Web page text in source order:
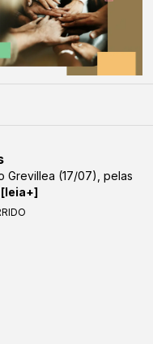
Grevillea (17/07), pelas
[leia+]